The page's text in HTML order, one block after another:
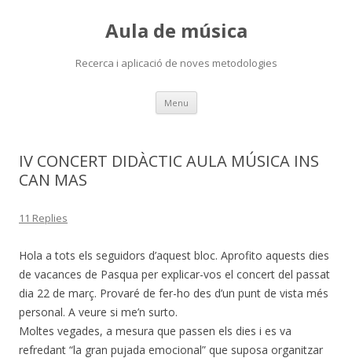
Aula de música
Recerca i aplicació de noves metodologies
Menu Skip
content
IV CONCERT DIDÀCTIC AULA MÚSICA INS
CAN MAS
11 Replies
Hola a tots els seguidors d’aquest bloc. Aprofito aquests dies
de vacances de Pasqua per explicar-vos el concert del passat
dia 22 de març. Provaré de fer-ho des d’un punt de vista més
personal. A veure si me’n surto.
Moltes vegades, a mesura que passen els dies i es va
refredant “la gran pujada emocional” que suposa organitzar